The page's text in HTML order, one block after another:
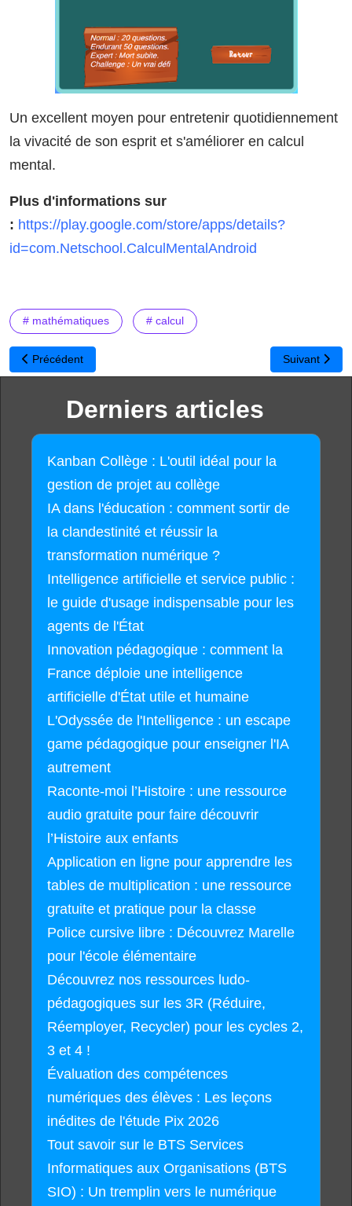
Un excellent moyen pour entretenir quotidiennement
la vivacité de son esprit et s'améliorer en calcul
mental.
Plus d'informations sur
: https://play.google.com/store/apps/details?
id=com.Netschool.CalculMentalAndroid
# mathématiques # calcul
Article précédent : Mschool : un programme d’apprentissage
Précédent Article
Suivant
Derniers articles
Kanban Collège : L'outil idéal pour la
gestion de projet au collège
IA dans l'éducation : comment sortir de
la clandestinité et réussir la
transformation numérique ?
Intelligence artificielle et service public :
le guide d'usage indispensable pour les
agents de l'État
Innovation pédagogique : comment la
France déploie une intelligence
artificielle d'État utile et humaine
L'Odyssée de l'Intelligence : un escape
game pédagogique pour enseigner l'IA
autrement
Raconte-moi l’Histoire : une ressource
audio gratuite pour faire découvrir
l’Histoire aux enfants
Application en ligne pour apprendre les
tables de multiplication : une ressource
gratuite et pratique pour la classe
Police cursive libre : Découvrez Marelle
pour l'école élémentaire
Découvrez nos ressources ludo-
pédagogiques sur les 3R (Réduire,
Réemployer, Recycler) pour les cycles 2,
3 et 4 !
Évaluation des compétences
numériques des élèves : Les leçons
inédites de l'étude Pix 2026
Tout savoir sur le BTS Services
Informatiques aux Organisations (BTS
SIO) : Un tremplin vers le numérique